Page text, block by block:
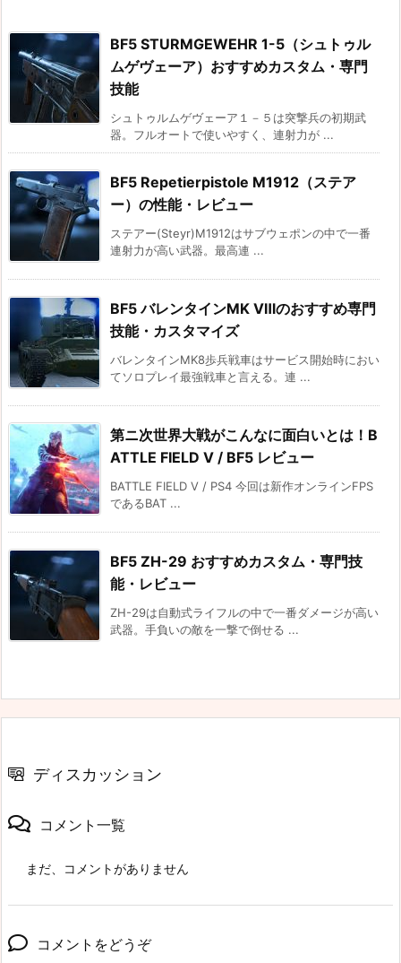
BF5 STURMGEWEHR 1-5（シュトゥル
ムゲヴェーア）おすすめカスタム・専門
技能
シュトゥルムゲヴェーア１－５は突撃兵の初期武
器。フルオートで使いやすく、連射力が ...
BF5 Repetierpistole M1912（ステア
ー）の性能・レビュー
ステアー(Steyr)M1912はサブウェポンの中で一番
連射力が高い武器。最高連 ...
BF5 バレンタインMK Ⅷのおすすめ専門
技能・カスタマイズ
バレンタインMK8歩兵戦車はサービス開始時におい
てソロプレイ最強戦車と言える。連 ...
第ニ次世界大戦がこんなに面白いとは！B
ATTLE FIELD Ⅴ / BF5 レビュー
BATTLE FIELD Ⅴ / PS4 今回は新作オンラインFPS
であるBAT ...
BF5 ZH-29 おすすめカスタム・専門技
能・レビュー
ZH-29は自動式ライフルの中で一番ダメージが高い
武器。手負いの敵を一撃で倒せる ...
ディスカッション
コメント一覧
まだ、コメントがありません
コメントをどうぞ